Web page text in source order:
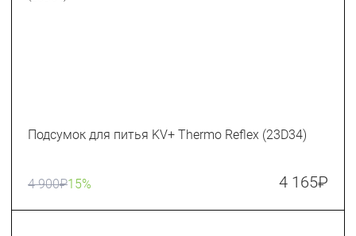
Подсумок для питья KV+ Thermo Reflex (23D34)
4 900₽15% 4 165₽